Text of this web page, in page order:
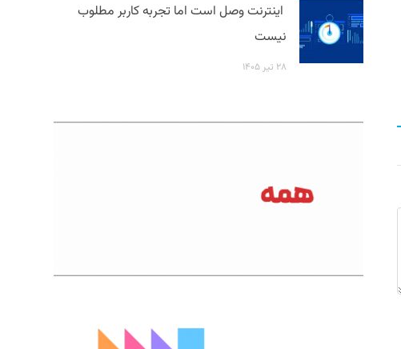
اینترنت وصل است اما تجربه کاربر مطلوب
نیست
۲۸ تیر ۱۴۰۵